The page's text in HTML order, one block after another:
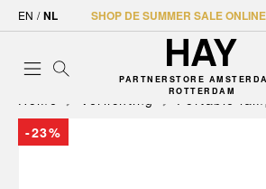
EN / NL SHOP DE SUMMER SALE
PARTNERSTORE
ROTTERDAM
Home Verlichting
Portable
-23%